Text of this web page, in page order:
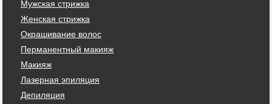
Мужская стрижка
Женская стрижка
Окрашивание волос
Перманентный макияж
Макияж
Лазерная эпиляция
Депиляция